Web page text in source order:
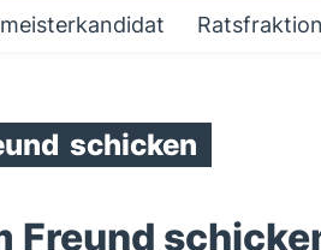
Ratsfraktion
schicken
Freund